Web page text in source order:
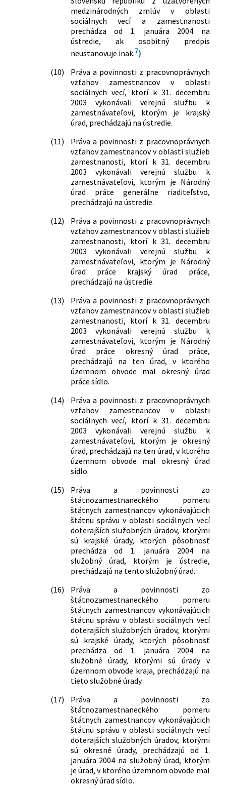
medzinárodných zmlúv v oblasti
sociálnych vecí a zamestnanosti
prechádza od 1. januára 2004 na
ústredie, ak osobitný predpis
neustanovuje inak.7)
(10)
Práva a povinnosti z pracovnoprávnych
vzťahov zamestnancov v oblasti
sociálnych vecí, ktorí k 31. decembru
2003 vykonávali verejnú službu k
zamestnávateľovi, ktorým je krajský
úrad, prechádzajú na ústredie.
(11)
Práva a povinnosti z pracovnoprávnych
vzťahov zamestnancov v oblasti služieb
zamestnanosti, ktorí k 31. decembru
2003 vykonávali verejnú službu k
zamestnávateľovi, ktorým je Národný
úrad práce generálne riaditeľstvo,
prechádzajú na ústredie.
(12)
Práva a povinnosti z pracovnoprávnych
vzťahov zamestnancov v oblasti služieb
zamestnanosti, ktorí k 31. decembru
2003 vykonávali verejnú službu k
zamestnávateľovi, ktorým je Národný
úrad práce krajský úrad práce,
prechádzajú na ústredie.
(13)
Práva a povinnosti z pracovnoprávnych
vzťahov zamestnancov v oblasti služieb
zamestnanosti, ktorí k 31. decembru
2003 vykonávali verejnú službu k
zamestnávateľovi, ktorým je Národný
úrad práce okresný úrad práce,
prechádzajú na ten úrad, v ktorého
územnom obvode mal okresný úrad
práce sídlo.
(14)
Práva a povinnosti z pracovnoprávnych
vzťahov zamestnancov v oblasti
sociálnych vecí, ktorí k 31. decembru
2003 vykonávali verejnú službu k
zamestnávateľovi, ktorým je okresný
úrad, prechádzajú na ten úrad, v ktorého
územnom obvode mal okresný úrad
sídlo.
(15)
Práva a povinnosti zo
štátnozamestnaneckého pomeru
štátnych zamestnancov vykonávajúcich
štátnu správu v oblasti sociálnych vecí
doterajších služobných úradov, ktorými
sú krajské úrady, ktorých pôsobnosť
prechádza od 1. januára 2004 na
služobný úrad, ktorým je ústredie,
prechádzajú na tento služobný úrad.
(16)
Práva a povinnosti zo
štátnozamestnaneckého pomeru
štátnych zamestnancov vykonávajúcich
štátnu správu v oblasti sociálnych vecí
doterajších služobných úradov, ktorými
sú krajské úrady, ktorých pôsobnosť
prechádza od 1. januára 2004 na
služobné úrady, ktorými sú úrady v
územnom obvode kraja, prechádzajú na
tieto služobné úrady.
(17)
Práva a povinnosti zo
štátnozamestnaneckého pomeru
štátnych zamestnancov vykonávajúcich
štátnu správu v oblasti sociálnych vecí
doterajších služobných úradov, ktorými
sú okresné úrady, prechádzajú od 1.
januára 2004 na služobný úrad, ktorým
je úrad, v ktorého územnom obvode mal
okresný úrad sídlo.